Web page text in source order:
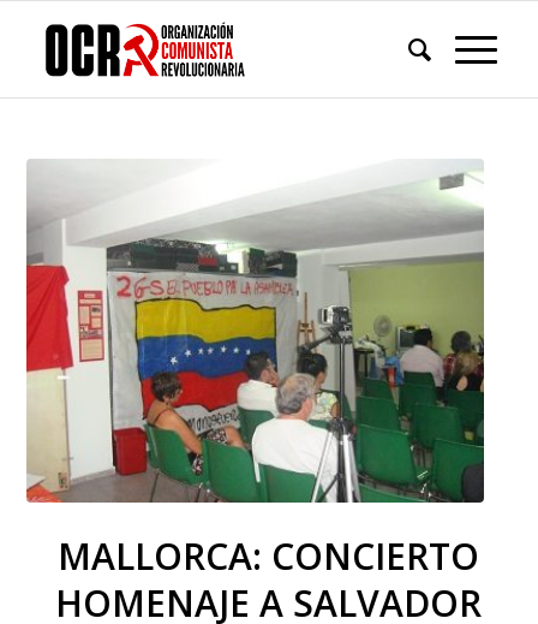
MALLORCA: CONCIERTO
HOMENAJE A SALVADOR